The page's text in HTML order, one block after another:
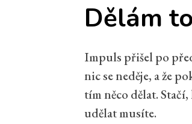
Dělám
Impuls přišel po
nic se neděje, a že
tím něco dělat.
udělat musíte.